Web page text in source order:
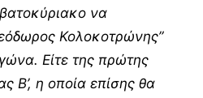
να
Κολοκοτρώνης”
Είτε της πρώτης
Β’, η οποία επίσης θα